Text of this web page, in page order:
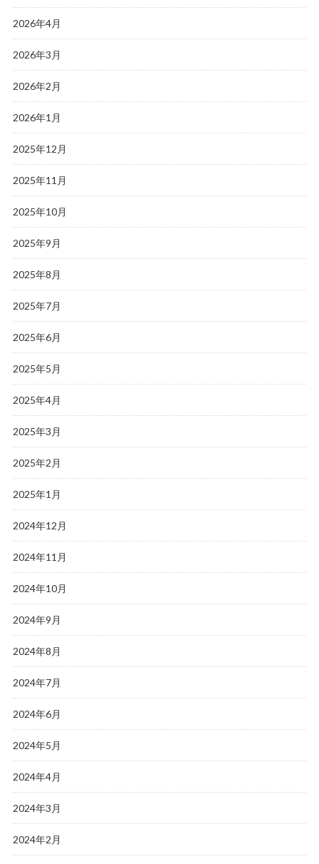
2026年4月
2026年3月
2026年2月
2026年1月
2025年12月
2025年11月
2025年10月
2025年9月
2025年8月
2025年7月
2025年6月
2025年5月
2025年4月
2025年3月
2025年2月
2025年1月
2024年12月
2024年11月
2024年10月
2024年9月
2024年8月
2024年7月
2024年6月
2024年5月
2024年4月
2024年3月
2024年2月